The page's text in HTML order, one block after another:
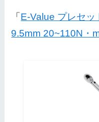
「 E-Value プレセッ
9.5mm 20~110N・